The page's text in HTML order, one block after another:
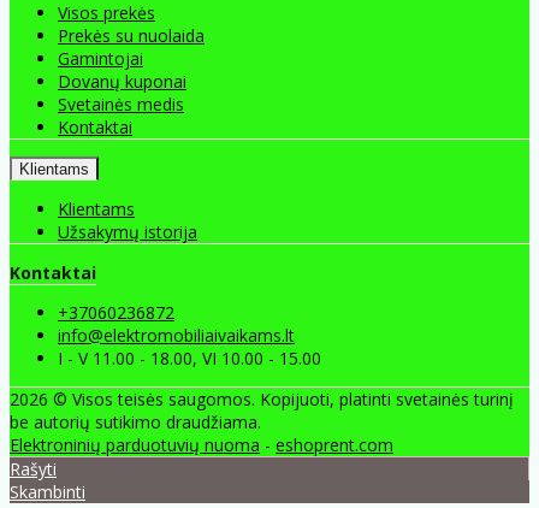
Visos prekės
Prekės su nuolaida
Gamintojai
Dovanų kuponai
Svetainės medis
Kontaktai
Klientams
Klientams
Užsakymų istorija
Kontaktai
+37060236872
info@elektromobiliaivaikams.lt
I - V 11.00 - 18.00, VI 10.00 - 15.00
2026 © Visos teisės saugomos. Kopijuoti, platinti svetainės turinį
be autorių sutikimo draudžiama.
Elektroninių parduotuvių nuoma - eshoprent.com
Rašyti
Skambinti